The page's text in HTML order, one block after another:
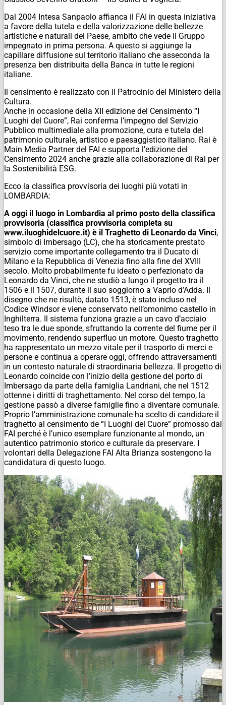
Dal 2004 Intesa Sanpaolo affianca il FAI in questa iniziativa
a favore della tutela e della valorizzazione delle bellezze
artistiche e naturali del Paese, ambito che vede il Gruppo
impegnato in prima persona. A questo si aggiunge la
capillare diffusione sul territorio italiano che asseconda la
presenza ben distribuita della Banca in tutte le regioni
italiane.
Il censimento è realizzato con il Patrocinio del Ministero della
Cultura.
Anche in occasione della XII edizione del Censimento “I
Luoghi del Cuore”, Rai conferma l’impegno del Servizio
Pubblico multimediale alla promozione, cura e tutela del
patrimonio culturale, artistico e paesaggistico italiano. Rai è
Main Media Partner del FAI e supporta l’edizione del
Censimento 2024 anche grazie alla collaborazione di Rai per
la Sostenibilità ESG.
Ecco la classifica provvisoria dei luoghi più votati in
LOMBARDIA:
A oggi il luogo in Lombardia al primo posto della classifica
provvisoria (classifica provvisoria completa su
www.iluoghidelcuore.it) è il Traghetto di Leonardo da Vinci,
simbolo di Imbersago (LC), che ha storicamente prestato
servizio come importante collegamento tra il Ducato di
Milano e la Repubblica di Venezia fino alla fine del XVIII
secolo. Molto probabilmente fu ideato o perfezionato da
Leonardo da Vinci, che ne studiò a lungo il progetto tra il
1506 e il 1507, durante il suo soggiorno a Vaprio d’Adda. Il
disegno che ne risultò, datato 1513, è stato incluso nel
Codice Windsor e viene conservato nell’omonimo castello in
Inghilterra. Il sistema funziona grazie a un cavo d’acciaio
teso tra le due sponde, sfruttando la corrente del fiume per il
movimento, rendendo superfluo un motore. Questo traghetto
ha rappresentato un mezzo vitale per il trasporto di merci e
persone e continua a operare oggi, offrendo attraversamenti
in un contesto naturale di straordinaria bellezza. Il progetto di
Leonardo coincide con l’inizio della gestione del porto di
Imbersago da parte della famiglia Landriani, che nel 1512
ottenne i diritti di traghettamento. Nel corso del tempo, la
gestione passò a diverse famiglie fino a diventare comunale.
Proprio l’amministrazione comunale ha scelto di candidare il
traghetto al censimento de “I Luoghi del Cuore” promosso dal
FAI perché è l’unico esemplare funzionante al mondo, un
autentico patrimonio storico e culturale da preservare. I
volontari della Delegazione FAI Alta Brianza sostengono la
candidatura di questo luogo.